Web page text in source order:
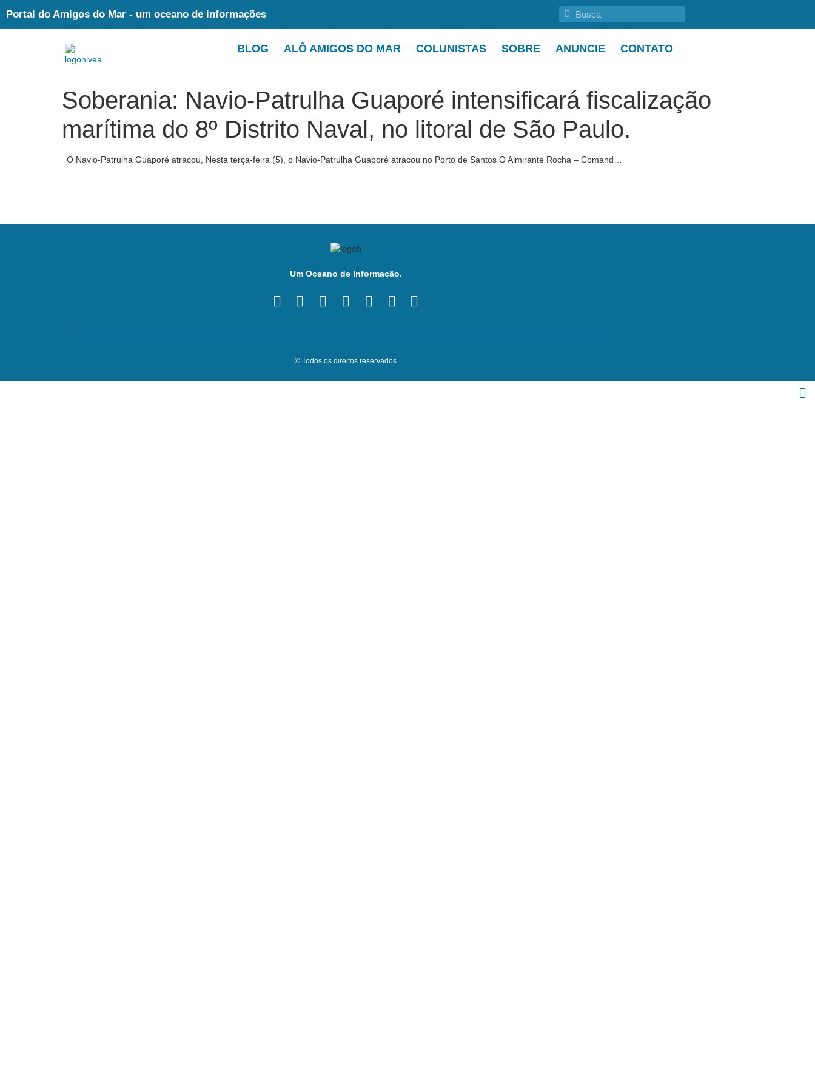
Portal do Amigos do Mar - um oceano de informações
BLOG ALÔ AMIGOS DO MAR COLUNISTAS SOBRE ANUNCIE CONTATO
Soberania: Navio-Patrulha Guaporé intensificará fiscalização
marítima do 8º Distrito Naval, no litoral de São Paulo.
O Navio-Patrulha Guaporé atracou, Nesta terça-feira (5), o Navio-Patrulha Guaporé atracou no Porto de Santos O Almirante Rocha – Comand…
Um Oceano de Informação.
© Todos os direitos reservados